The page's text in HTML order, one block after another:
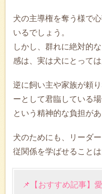
犬の主導権を奪う様で
いるでしょう。
しかし、群れに絶対的
感は、実は犬にとって
逆に飼い主や家族が頼
ーとして君臨している
という精神的な負担があ
犬のためにも、リーダ
従関係を学ばせること
📌【おすすめ記事】